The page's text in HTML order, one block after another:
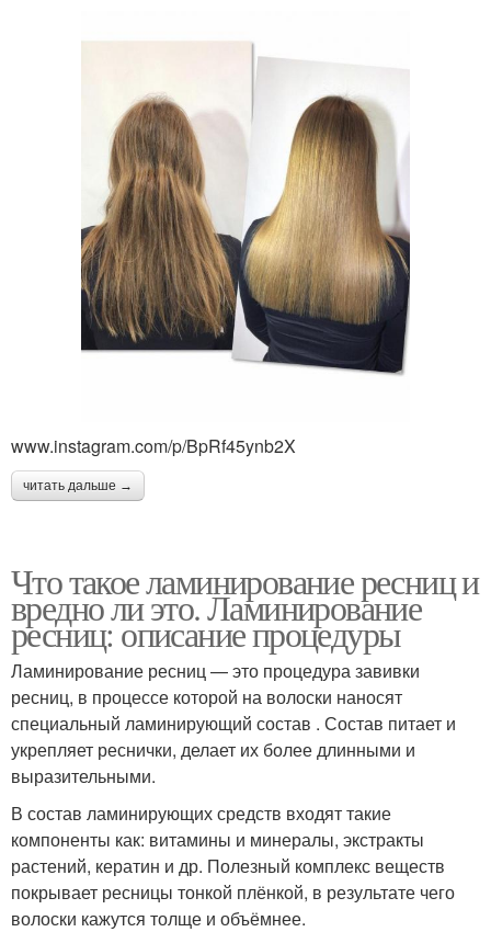
www.instagram.com/p/BpRf45ynb2X
читать дальше →
Что такое ламинирование ресниц и
вредно ли это. Ламинирование
ресниц: описание процедуры
Ламинирование ресниц — это процедура завивки
ресниц, в процессе которой на волоски наносят
специальный ламинирующий состав . Состав питает и
укрепляет реснички, делает их более длинными и
выразительными.
В состав ламинирующих средств входят такие
компоненты как: витамины и минералы, экстракты
растений, кератин и др. Полезный комплекс веществ
покрывает ресницы тонкой плёнкой, в результате чего
волоски кажутся толще и объёмнее.